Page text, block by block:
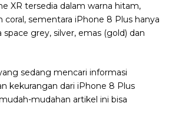
XR tersedia dalam warna hitam,
coral, sementara iPhone 8 Plus hanya
grey, silver, emas (gold) dan
sedang mencari informasi
kekurangan dari iPhone 8 Plus
mudahan artikel ini bisa